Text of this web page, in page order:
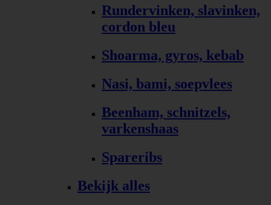
Rundervinken, slavinken,
cordon bleu
Shoarma, gyros, kebab
Nasi, bami, soepvlees
Beenham, schnitzels,
varkenshaas
Spareribs
Bekijk alles